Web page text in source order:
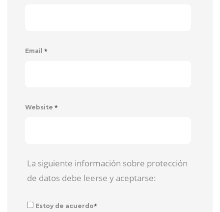
Email *
Website *
La siguiente información sobre protección
de datos debe leerse y aceptarse:
Estoy de acuerdo*